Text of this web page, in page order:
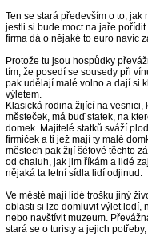
Ten se stará především o to, jak
jestli si bude moct na jaře
firma dá o nějaké to euro navíc
Protože tu jsou hospůdky
tím, že posedí se sousedy při
pak udělají malé volno a dají si
výletem.
Klasická rodina žijící na vesnici,
městeček, má buď statek, na
domek. Majitelé statků sváží
firmiček a ti jež mají ty malé
městech pak žijí šéfové těchto
od chaluh, jak jim říkám a lidé
nějaká ta letní sídla lidí odjinud.
Ve městě mají lidé trošku jiný
oblasti si lze domluvit výlet lodí,
nebo navštívit muzeum.
stará se o turisty a jejich